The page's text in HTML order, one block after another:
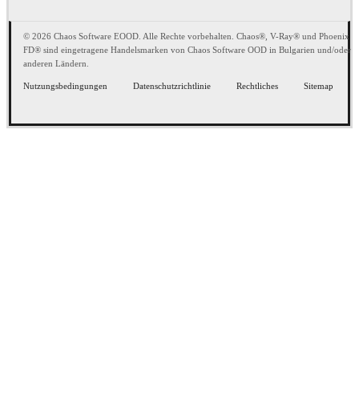
© 2026 Chaos Software EOOD. Alle Rechte vorbehalten. Chaos®, V-Ray® und Phoenix
FD® sind eingetragene Handelsmarken von Chaos Software OOD in Bulgarien und/oder
anderen Ländern.
Nutzungsbedingungen Datenschutzrichtlinie Rechtliches Sitemap